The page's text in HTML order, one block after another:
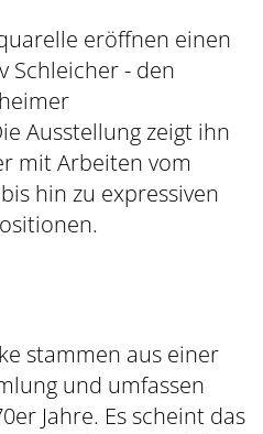
eröffnen einen
Schleicher - den
Ausstellung zeigt ihn
mit Arbeiten vom
hin zu expressiven
stammen aus einer
und umfassen
Jahre. Es scheint das